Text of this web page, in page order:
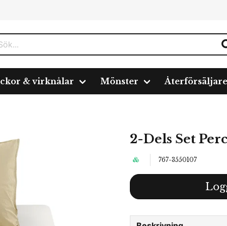
& virknålar Mönster Återförsäljare
2-Dels Set
767-3550107